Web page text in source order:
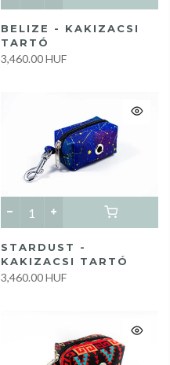
BELIZE - KAKIZACSI
TARTÓ
3,460.00 HUF
STARDUST -
KAKIZACSI TARTÓ
3,460.00 HUF